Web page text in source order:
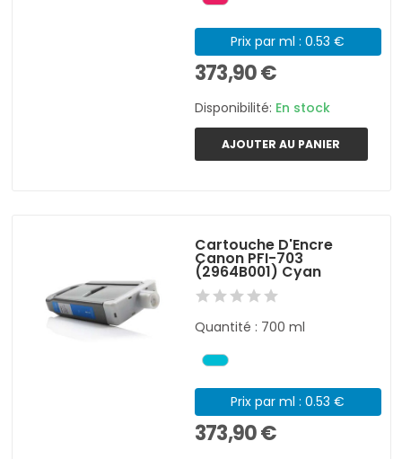
Prix par ml : 0.53 €
373,90 €
Disponibilité: En stock
AJOUTER AU PANIER
Cartouche D'Encre
Canon PFI-703
(2964B001) Cyan
Quantité : 700 ml
Prix par ml : 0.53 €
373,90 €